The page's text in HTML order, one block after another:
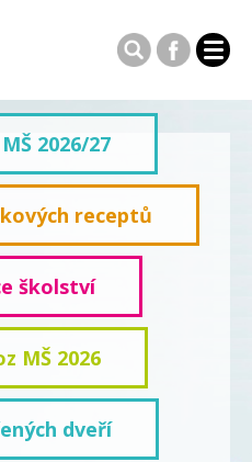
2026/27
receptů
školství
MŠ 2026
dveří